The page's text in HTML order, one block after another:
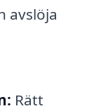
avslöja
Rätt